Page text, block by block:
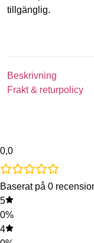
tillgänglig.
Beskrivning
Frakt & returpolicy
0,0
Baserat på 0
5
0%
4